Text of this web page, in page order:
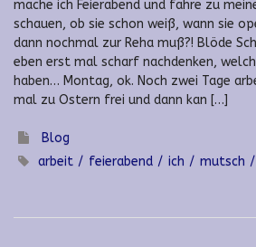
mache ich Feierabend und fahre zu
schauen, ob sie schon weiß, wann sie
dann nochmal zur Reha muß?! Blöde
eben erst mal scharf nachdenken,
haben… Montag, ok. Noch zwei Tage
mal zu Ostern frei und dann kan […]
Blog
arbeit
feierabend ich mutsch